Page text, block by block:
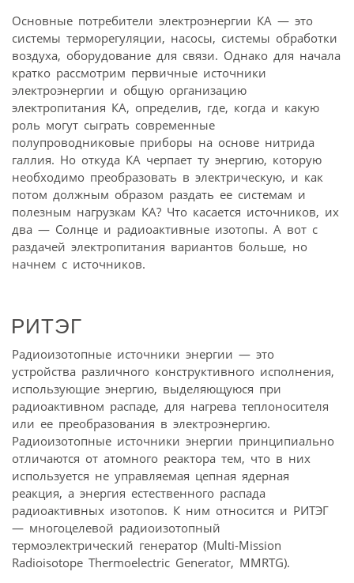
Основные потребители электроэнергии КА — это
системы терморегуляции, насосы, системы обработки
воздуха, оборудование для связи. Однако для начала
кратко рассмотрим первичные источники
электроэнергии и общую организацию
электропитания КА, определив, где, когда и какую
роль могут сыграть современные
полупроводниковые приборы на основе нитрида
галлия. Но откуда КА черпает ту энергию, которую
необходимо преобразовать в электрическую, и как
потом должным образом раздать ее системам и
полезным нагрузкам КА? Что касается источников, их
два — Солнце и радиоактивные изотопы. А вот с
раздачей электропитания вариантов больше, но
начнем с источников.
РИТЭГ
Радиоизотопные источники энергии — это
устройства различного конструктивного исполнения,
использующие энергию, выделяющуюся при
радиоактивном распаде, для нагрева теплоносителя
или ее преобразования в электроэнергию.
Радиоизотопные источники энергии принципиально
отличаются от атомного реактора тем, что в них
используется не управляемая цепная ядерная
реакция, а энергия естественного распада
радиоактивных изотопов. К ним относится и РИТЭГ
— многоцелевой радиоизотопный
термоэлектрический генератор (Multi-Mission
Radioisotope Thermoelectric Generator, MMRTG).